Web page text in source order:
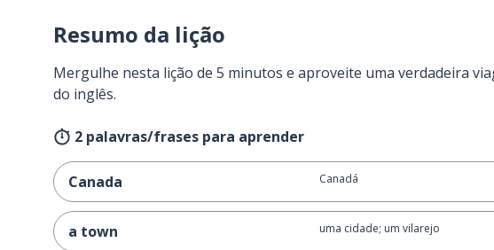
Resumo da lição
Mergulhe nesta lição de 5 minutos e aproveite uma verdadeira
do inglês.
2 palavras/frases para aprender
Canada Canadá
a town uma cidade; um vilarejo